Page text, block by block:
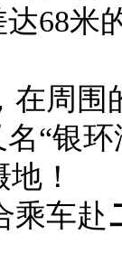
68米
在周围
“银
！
乘车赴